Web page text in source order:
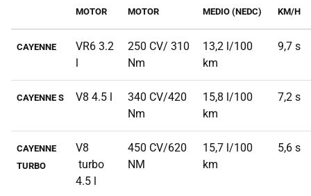
MOTOR
MOTOR
MEDIO (NEDC)
KM/H
CAYENNE
VR6 3.2
l
250 CV/ 310
Nm
13,2 l/100
km
9,7 s
CAYENNE S V8 4.5 l
340 CV/420
Nm
15,8 l/100
km
7,2 s
CAYENNE
TURBO
V8
turbo
4.5 l
450 CV/620
NM
15,7 l/100
km
5,6 s